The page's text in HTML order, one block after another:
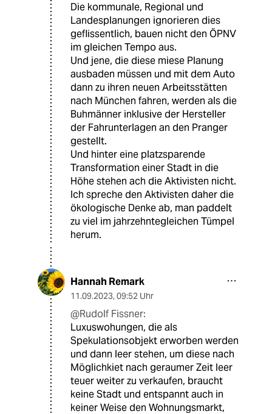
Die kommunale, Regional und
Landesplanungen ignorieren dies
geflissentlich, bauen nicht den ÖPNV
im gleichen Tempo aus.
Und jene, die diese miese Planung
ausbaden müssen und mit dem Auto
dann zu ihren neuen Arbeitsstätten
nach München fahren, werden als die
Buhmänner inklusive der Hersteller
der Fahrunterlagen an den Pranger
gestellt.
Und hinter eine platzsparende
Transformation einer Stadt in die
Höhe stehen ach die Aktivisten nicht.
Ich spreche den Aktivisten daher die
ökologische Denke ab, man paddelt
zu viel im jahrzehntegleichen Tümpel
herum.
Hannah Remark
11.09.2023, 09:52 Uhr
@Rudolf Fissner:
Luxuswohungen, die als
Spekulationsobjekt erworben werden
und dann leer stehen, um diese nach
Möglichkiet nach geraumer Zeit leer
teuer weiter zu verkaufen, braucht
keine Stadt und entspannt auch in
keiner Weise den Wohnungsmarkt,